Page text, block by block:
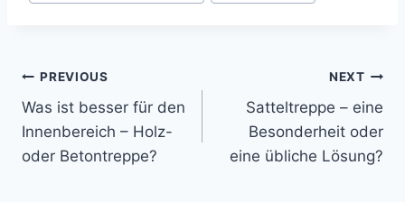
Post
navigation
PREVIOUS
Was ist besser für den
Innenbereich – Holz-
oder Betontreppe?
NEXT
Satteltreppe – eine
Besonderheit oder
eine übliche Lösung?